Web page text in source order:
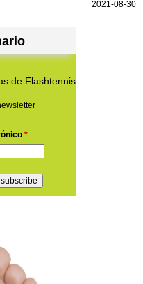
2021-08-30
de Flashtennis
*